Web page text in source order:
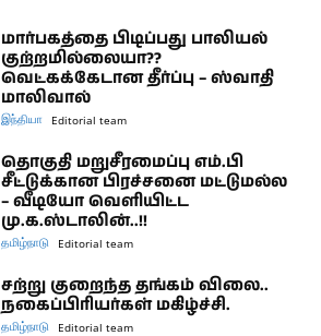
மார்பகத்தை பிடிப்பது பாலியல்
குற்றமில்லையா??
வெட்கக்கேடான தீர்ப்பு – ஸ்வாதி
மாலிவால்
இந்தியா Editorial team
தொகுதி மறுசீரமைப்பு எம்.பி
சீட்டுக்கான பிரச்சனை மட்டுமல்ல
– வீடியோ வெளியிட்ட
மு.க.ஸ்டாலின்..!!
தமிழ்நாடு Editorial team
சற்று குறைந்த தங்கம் விலை..
நகைப்பிரியர்கள் மகிழ்ச்சி.
தமிழ்நாடு Editorial team